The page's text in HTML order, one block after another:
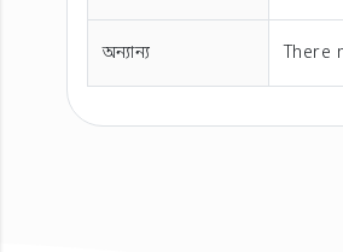
অন্যান্য There